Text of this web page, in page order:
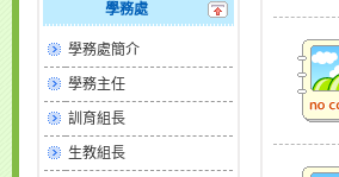
學務處
學務處簡介
學務主任
訓育組長
生教組長